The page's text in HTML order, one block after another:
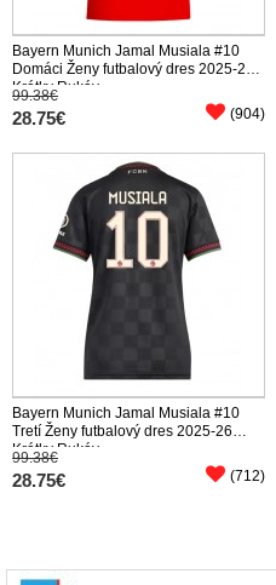
Bayern Munich Jamal Musiala #10
Domáci Ženy futbalový dres 2025-26
Krátky Rukáv
99.38€
28.75€ (904)
Bayern Munich Jamal Musiala #10
Tretí Ženy futbalový dres 2025-26
Krátky Rukáv
99.38€
28.75€ (712)